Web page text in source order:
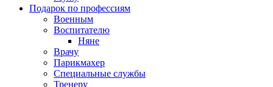
Подарок по профессиям
Военным
Воспитателю
Няне
Врачу
Парикмахер
Специальные службы
Тренеру